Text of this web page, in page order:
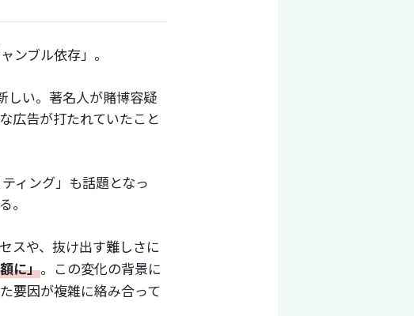
ンブル依存」。
しい。著名人が賭博容疑
広告が打たれていたこと
ィング」も話題となっ
。
スや、抜け出す難しさに
に」。この変化の背景に
要因が複雑に絡み合って